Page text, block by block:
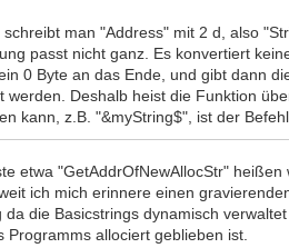
man "Address" mit 2 d, also
passt nicht ganz. Es konvertiert
0 Byte an das Ende, und gibt dann
werden. Deshalb heist die Funktion
kann, z.B. "&myString$", ist der
etwa "GetAddrOfNewAllocStr"
ich mich erinnere einen
da die Basicstrings dynamisch
Programms allociert geblieben ist.